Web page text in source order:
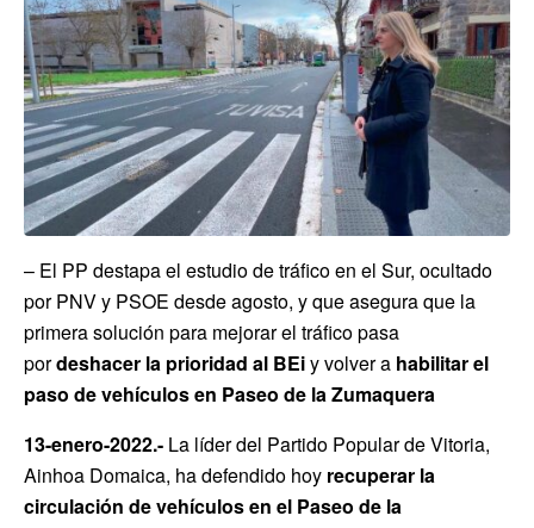
– El PP destapa el estudio de tráfico en el Sur, ocultado
por PNV y PSOE desde agosto, y que asegura que la
primera solución para mejorar el tráfico pasa
pordeshacer la prioridad al BEiyvolver a habilitar el
paso de vehículos en Paseo de la Zumaquera
13-enero-2022.- La líder del Partido Popular de Vitoria,
Ainhoa Domaica, ha defendido hoy recuperar la
circulación de vehículos en el Paseo de la